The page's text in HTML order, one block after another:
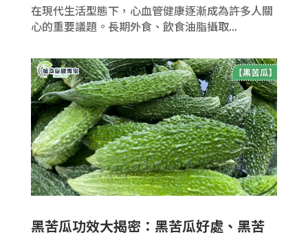
在現代生活型態下，心血管健康逐漸成為許多人關
心的重要議題。長期外食、飲食油脂攝取...
黑苦瓜功效大揭密：黑苦瓜好處、黑苦